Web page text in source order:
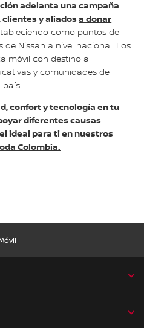
adelanta una campaña
clientes y aliadosa donar
como puntos de
de Nissan a nivel nacional. Los
móvil con destino a
y comunidades de
país.
confort y tecnología en tu
diferentes causas
ideal para ti en nuestros
Colombia.